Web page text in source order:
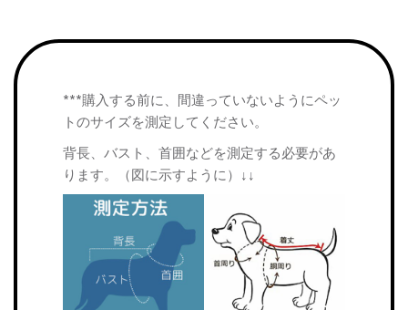
***購入する前に、間違っていないようにペッ
トのサイズを測定してください。
背長、バスト、首囲などを測定する必要があ
ります。（図に示すように）↓↓